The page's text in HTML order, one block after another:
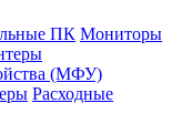
ПК Мониторы
(МФУ)
Расходные